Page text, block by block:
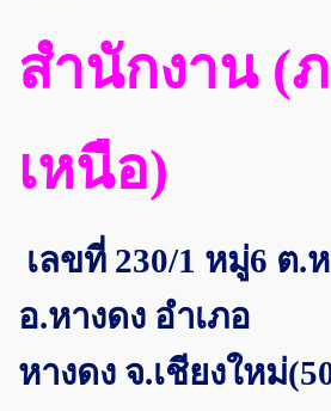
สำนักงาน (
เหนือ)
เลขที่ 230/1 หมู่6 ต.
อ.หางดง อำเภอ
หางดง จ.เชียงใหม่